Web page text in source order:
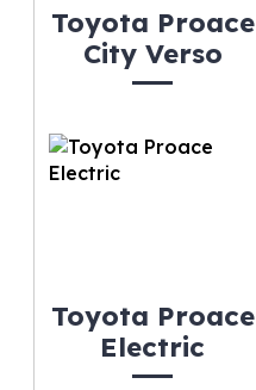
Toyota Proace
City Verso
Toyota Proace
Electric